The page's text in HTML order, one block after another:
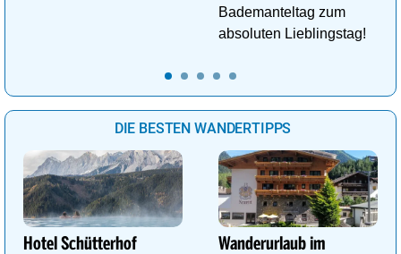
Bademanteltag zum
absoluten Lieblingstag!
DIE BESTEN WANDERTIPPS
Hotel Schütterhof Wanderurlaub im